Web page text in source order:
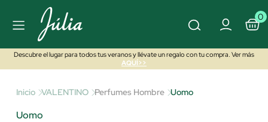
0
Descubre el lugar para todos tus veranos y llévate un regalo con tu compra. Ver más
AQUÍ>>
Inicio VALENTINO Perfumes Hombre Uomo
Uomo